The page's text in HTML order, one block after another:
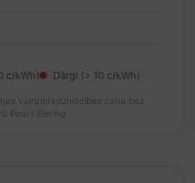
c/kWh) Dārgi (> 10 c/kWh)
vairumtirdzniecības cena bez
Pool / Elering